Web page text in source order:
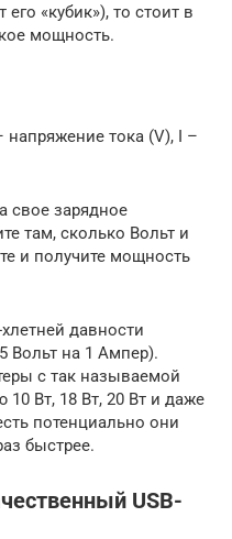
«кубик»), то стоит в
мощность.
напряжение тока (V), I –
свое зарядное
там, сколько Вольт и
и получите мощность
давности
Вольт на 1 Ампер).
с так называемой
Вт, 18 Вт, 20 Вт и даже
потенциально они
быстрее.
USB-